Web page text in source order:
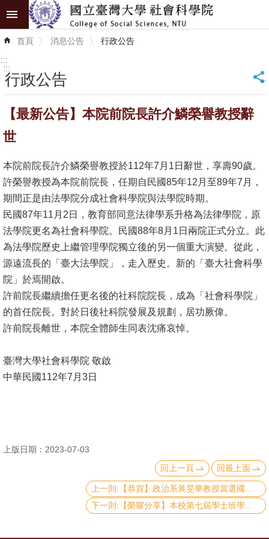
跳到主要內容區塊
進
階
識
學
學
術
單
研
究
消
息
公
國
際
首頁 消息公告 行政公告
:::
:::
行政公告 _
【最新公告】本院前院長許介鱗榮譽教授辭
世
本院前院長許介鱗榮譽教授於112年7月1日辭世，享壽90歲。
許榮譽教授為本院前院長，任期自民國85年12月至89年7月，
期間正是由法學院分成社會科學院與法學院時期。
民國87年11月2日，教育部同意法律學系升格為法律學院，原
法學院更名為社會科學院。民國88年8月1日兩院正式分立。此
為法學院歷史上繼管理學院獨立後的另一個重大演變。從此，
源遠流長的「臺大法學院」，走入歷史。新的「臺大社會科學
院」於焉開啟。
許前院長繼續擔任更名後的社科院院長，成為「社會科學院」
的首任院長。對於日後社科院發展及規劃，居功厥偉。
許前院長離世，本院全體師生同表沈痛哀悼。
臺灣大學社會科學院 敬啟
中華民國112年7月3日
上版日期：2023-07-03
回上一頁
回最上面